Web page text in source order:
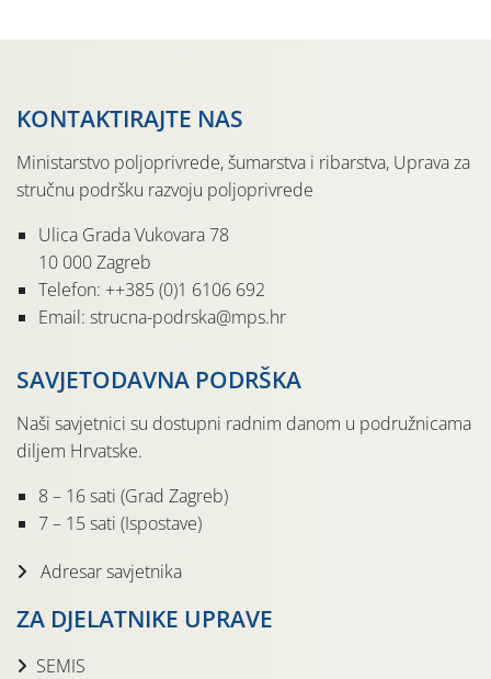
KONTAKTIRAJTE NAS
Ministarstvo poljoprivrede, šumarstva i ribarstva, Uprava za
stručnu podršku razvoju poljoprivrede
Ulica Grada Vukovara 78
10 000 Zagreb
Telefon: ++385 (0)1 6106 692
Email: strucna-podrska@mps.hr
SAVJETODAVNA PODRŠKA
Naši savjetnici su dostupni radnim danom u podružnicama
diljem Hrvatske.
8 – 16 sati (Grad Zagreb)
7 – 15 sati (Ispostave)
Adresar savjetnika
ZA DJELATNIKE UPRAVE
SEMIS